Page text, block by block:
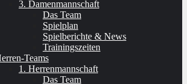
3. Damenmannschaft
Das Team
Spielplan
Spielberichte & News
Trainingszeiten
Teams
1. Herrenmannschaft
Das Team